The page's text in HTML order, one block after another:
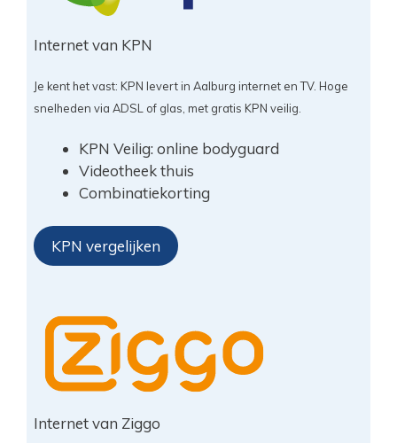
Internet van KPN
Je kent het vast: KPN levert in Aalburg internet en TV. Hoge
snelheden via ADSL of glas, met gratis KPN veilig.
KPN Veilig: online bodyguard
Videotheek thuis
Combinatiekorting
KPN vergelijken
Internet van Ziggo